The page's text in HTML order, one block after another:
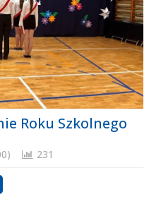
Roku Szkolnego
231